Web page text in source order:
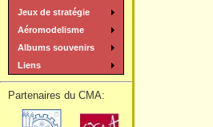
Jeux de stratégie
Aéromodelisme
Albums souvenirs
Liens
Partenaires du CMA: